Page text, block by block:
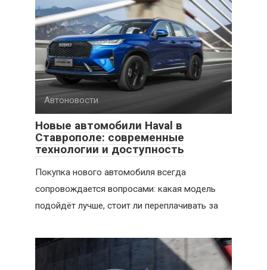
Автоновости
Новые автомобили Haval в
Ставрополе: современные
технологии и доступность
Покупка нового автомобиля всегда
сопровождается вопросами: какая модель
подойдёт лучше, стоит ли переплачивать за